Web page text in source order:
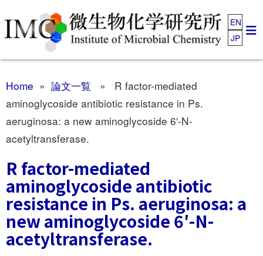
EN
JP
Home » 論文一覧 » R factor-mediated
aminoglycoside antibiotic resistance in Ps.
aeruginosa: a new aminoglycoside 6′-N-
acetyltransferase.
R factor-mediated
aminoglycoside antibiotic
resistance in Ps. aeruginosa: a
new aminoglycoside 6′-N-
acetyltransferase.